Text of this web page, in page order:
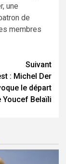
une
de
membres
Suivant
: Michel Der
le départ
Youcef Belaïli